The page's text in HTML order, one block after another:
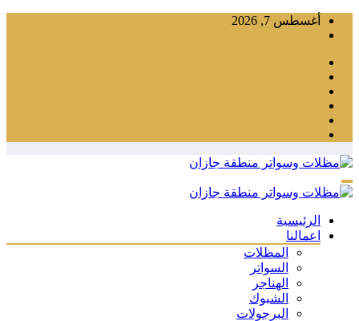
التجاوزأغسطس 7, 2026
الرئيسية
اعمالنا
المظلات
السواتر
الهناجر
الشبوك
البرجولات